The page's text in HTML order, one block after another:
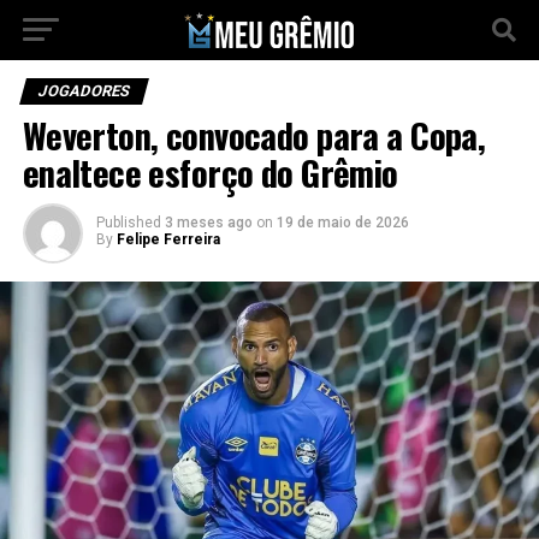
JOGADORES
Weverton, convocado para a Copa,
enaltece esforço do Grêmio
Published 3 meses ago on 19 de maio de 2026
By Felipe Ferreira